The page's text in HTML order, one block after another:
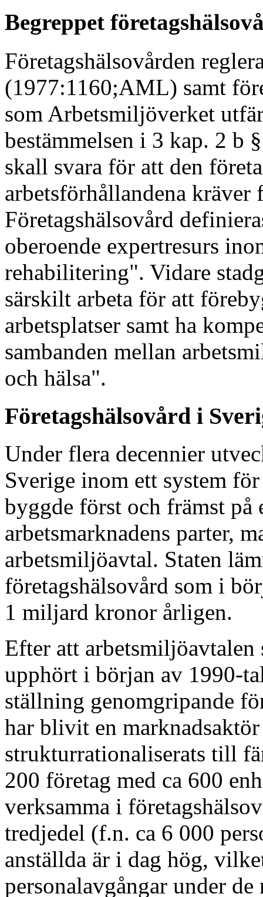
Begreppet
Företagshälsovården
(1977:1160;AML) samt
som Arbetsmiljöverket
bestämmelsen i 3 kap. 2 b
skall svara för att den
arbetsförhållandena
Företagshälsovård
oberoende expertresurs
rehabilitering". Vidare
särskilt arbeta för att
arbetsplatser samt ha
sambanden mellan
och hälsa".
Företagshälsovård i
Under flera decennier
Sverige inom ett system
byggde först och främst på
arbetsmarknadens parter,
arbetsmiljöavtal. Staten
företagshälsovård som i
1 miljard kronor årligen.
Efter att arbetsmiljöavtalen
upphört i början av 1990-
ställning genomgripande
har blivit en
strukturrationaliserats till
200 företag med ca 600
verksamma i
tredjedel (f.n. ca 6 000
anställda är i dag hög,
personalavgångar under